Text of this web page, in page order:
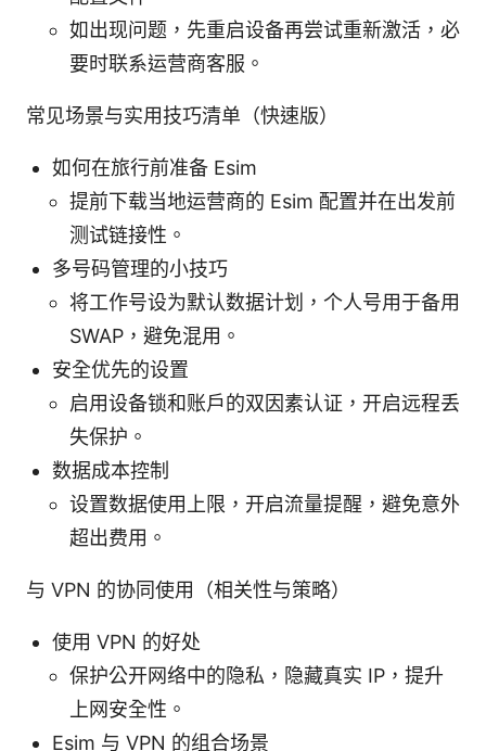
如出现问题，先重启设备再尝试重新激活，必
要时联系运营商客服。
常见场景与实用技巧清单（快速版）
如何在旅行前准备 Esim
提前下载当地运营商的 Esim 配置并在出发前
测试链接性。
多号码管理的小技巧
将工作号设为默认数据计划，个人号用于备用
SWAP，避免混用。
安全优先的设置
启用设备锁和账户的双因素认证，开启远程丢
失保护。
数据成本控制
设置数据使用上限，开启流量提醒，避免意外
超出费用。
与 VPN 的协同使用（相关性与策略）
使用 VPN 的好处
保护公开网络中的隐私，隐藏真实 IP，提升
上网安全性。
Esim 与 VPN 的组合场景